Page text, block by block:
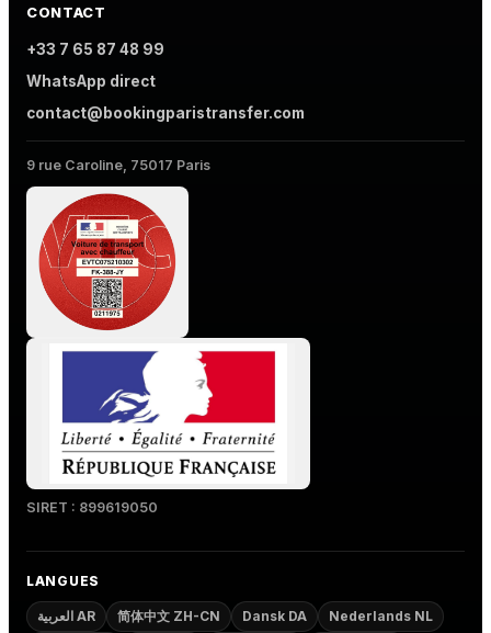
CONTACT
+33 7 65 87 48 99
WhatsApp direct
contact@bookingparistransfer.com
9 rue Caroline, 75017 Paris
SIRET : 899619050
LANGUES
العربية AR 简体中文 ZH-CN Dansk DA
Nederlands NL